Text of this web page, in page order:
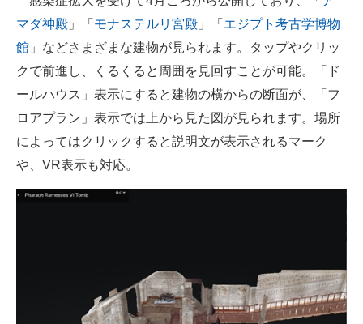
ITエンジニア向け専門サイト
企業向けIT製品の総合サイト
IT製品の技術・比較・事例
製造業のIT導入・活用を支援
モノづくり技術者専門サイト
建設×テクノロジーの最前線
ちょっと気になるネットの話題
マダ神殿 」「 モナステルリ宮殿 」「 エジプト考古学博物
館 」などさまざまな建物が見られます。タップやクリッ
クで前進し、くるくると周囲を見回すことが可能。「ド
ールハウス」表示にすると建物の横からの断面が、「フ
ロアプラン」表示では上から見た図が見られます。場所
によってはクリックすると説明文が表示されるマーク
や、VR表示も対応。